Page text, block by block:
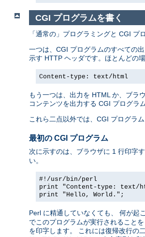
CGI プログラムを書く
「通常の」プログラミングと CGI プ
一つは、CGI プログラムのすべての
示す HTTP ヘッダです。ほとんどの
Content-type: text/html
もう一つは、出力を HTML か、ブラ
コンテンツを出力する CGI プログラ
これら二点以外では、CGI プログラ
最初の CGI プログラム
次に示すのは、ブラウザに 1 行印字
い。
#!/usr/bin/perl
print "Content-type: text/
print "Hello, World.";
Perl に精通していなくても、 何が起
でこのプログラムが実行されること
を印字します。 これには復帰改行の